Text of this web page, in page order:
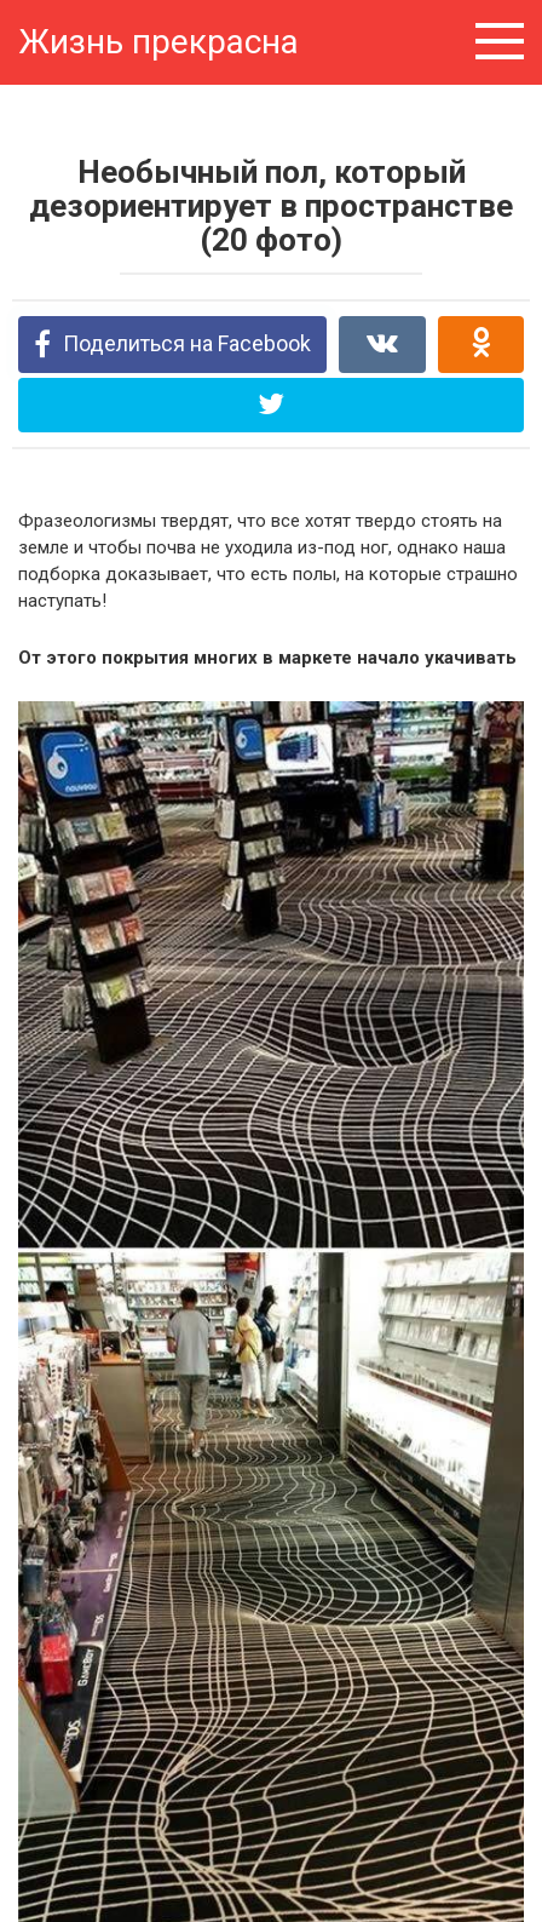
Жизнь прекрасна
Необычный пол, который
дезориентирует в пространстве
(20 фото)
Поделиться на Facebook
Фразеологизмы твердят, что все хотят твердо стоять на
земле и чтобы почва не уходила из-под ног, однако наша
подборка доказывает, что есть полы, на которые страшно
наступать!
От этого покрытия многих в маркете начало укачивать